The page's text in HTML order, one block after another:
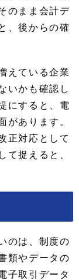
のまま会計デ
、後からの確
えている企業
いかも確認し
にすると、電
があります。
正対応として
て捉えると、
のは、制度の
類やデータの
子取引データ